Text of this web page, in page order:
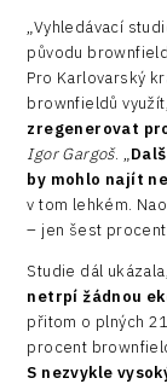
„Vyhledávací
původu
Pro Karlovarský
brownfieldů
zregenerovat
Igor Gargoš. „
by mohlo najít
v tom lehkém.
– jen šest
Studie dál
netrpí žádnou
přitom o plných
procent
S nezvykle